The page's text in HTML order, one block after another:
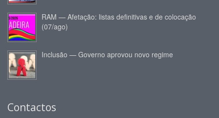
RAM — Afetação: listas definitivas e de colocação
(07/ago)
Inclusão — Governo aprovou novo regime
Contactos